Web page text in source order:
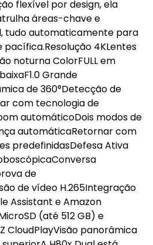
flexível por design, ela
áreas-chave e
tudo automaticamente para
4KLentes
noturna ColorFULL em
Grande
de 360°Detecção de
com tecnologia de
automáticoDois modos de
automáticaRetornar com
predefinidasDefesa Ativa
de
de vídeo H.265Integração
Assistant e Amazon
(até 512 GB) e
CloudPlayVisão panorâmica